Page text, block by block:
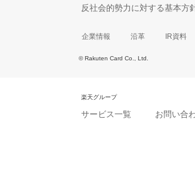
反社会的勢力に対する基本方
企業情報 沿革 IR資料
© Rakuten Card Co., Ltd.
楽天グループ
サービス一覧 お問い合